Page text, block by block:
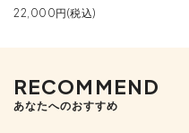
22,000円(税込)
RECOMMEND
あなたへのおすすめ